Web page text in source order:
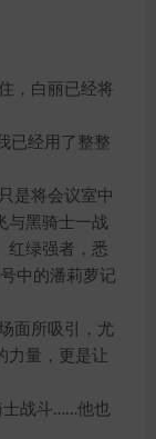
，白丽已经将
经用了整整
是将会议室中
与黑骑士一战
红绿强者，悉
中的潘莉萝记
面所吸引，尤
力量，更是让
战斗……他也